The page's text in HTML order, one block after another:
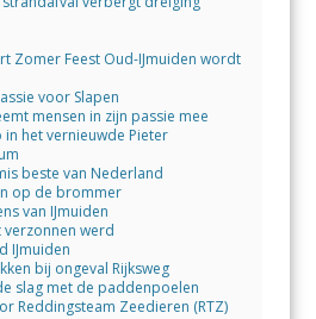
Zomer Feest Oud-IJmuiden wordt
voor Slapen
mensen in zijn passie mee
in het vernieuwde Pieter
beste van Nederland
op de brommer
van IJmuiden
werd
IJmuiden
bij ongeval Rijksweg
slag met de paddenpoelen
Reddingsteam Zeedieren (RTZ)